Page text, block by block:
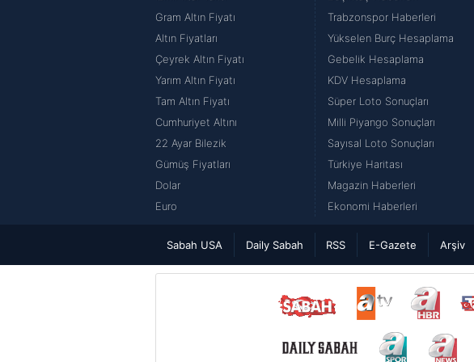
Gram Altın Fiyatı
Altın Fiyatları
Çeyrek Altın Fiyatı
Yarım Altın Fiyatı
Tam Altın Fiyatı
Cumhuriyet Altını
22 Ayar Bilezik
Gümüş Fiyatları
Dolar
Euro
Trabzonspor Haberleri
Yükselen Burç Hesaplama
Gebelik Hesaplama
KDV Hesaplama
Süper Loto Sonuçları
Milli Piyango Sonuçları
Sayısal Loto Sonuçları
Türkiye Haritası
Magazin Haberleri
Ekonomi Haberleri
Sabah USA Daily Sabah RSS E-Gazete Arşiv